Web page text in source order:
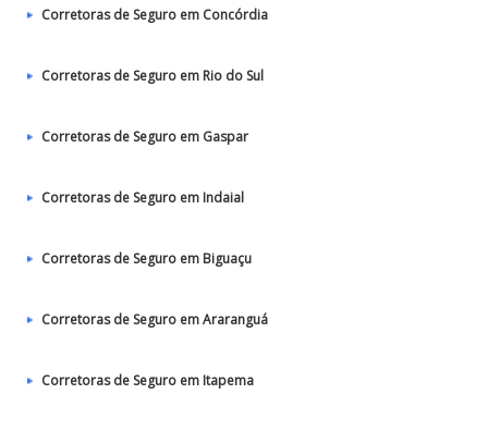
Corretoras de Seguro em Concórdia
Corretoras de Seguro em Rio do Sul
Corretoras de Seguro em Gaspar
Corretoras de Seguro em Indaial
Corretoras de Seguro em Biguaçu
Corretoras de Seguro em Araranguá
Corretoras de Seguro em Itapema